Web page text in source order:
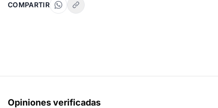
COMPARTIR
Opiniones verificadas